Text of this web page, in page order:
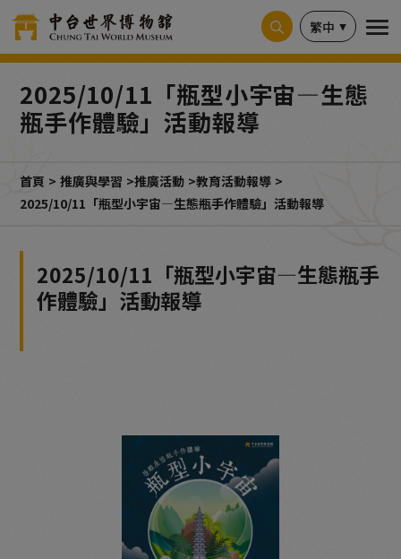
繁中
2025/10/11「瓶型小宇宙—生態
瓶手作體驗」活動報導
首頁 推廣與學習 推廣活動
教育活動報導
2025/10/11「瓶型小宇宙—生態瓶手作體驗」活動報導
2025/10/11「瓶型小宇宙—生態瓶手
作體驗」活動報導
Cookie管理面板